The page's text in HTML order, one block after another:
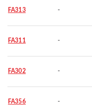
FA313 -
FA311 -
FA302 -
FA356 -